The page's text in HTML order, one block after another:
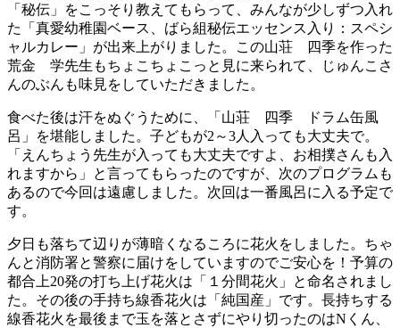
「秘伝」をこっそり教えてもらって、みんなが少しずつ入れ
た「真愛幼稚園ベース、ばら組秘伝エッセンス入り：スペシ
ャルカレー」が出来上がりました。この山荘 四季を作った
荒金 学先生もちょこちょこっと見に来られて、じゅんこさ
んのぶんも味見をしていただきました。
食べた後は汗をぬぐうために、「山荘 四季 ドラム缶風
呂」を堪能しました。子どもが2～3人入っても大丈夫で。
「えんちょう先生が入っても大丈夫ですよ、お相撲さんも入
れますから」と言ってもらったのですが、次のプログラムも
あるので今回は遠慮しました。次回は一番風呂に入る予定で
す。
夕日も落ちて辺りが薄暗くなるころに花火をしました。ちゃ
んと消防署と警察に届けをしていますのでご安心を！予算の
都合上20発の打ち上げ花火は「１分間花火」と命名されまし
た。その後の手持ち線香花火は「純国産」です。長持ちする
線香花火を最後まで玉を落とさずにやり切ったのはNくん、